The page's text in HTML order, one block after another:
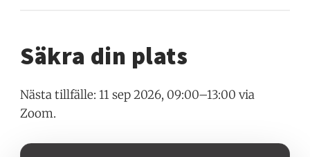
Säkra din plats
Nästa tillfälle: 11 sep 2026, 09:00–13:00 via
Zoom.